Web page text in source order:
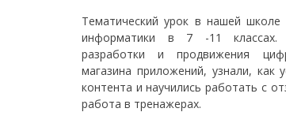
Тематический урок в нашей
информатики в 7 -11 классах.
разработки и продвижения
магазина приложений, узнали, как
контента и научились работать с
работа в тренажерах.